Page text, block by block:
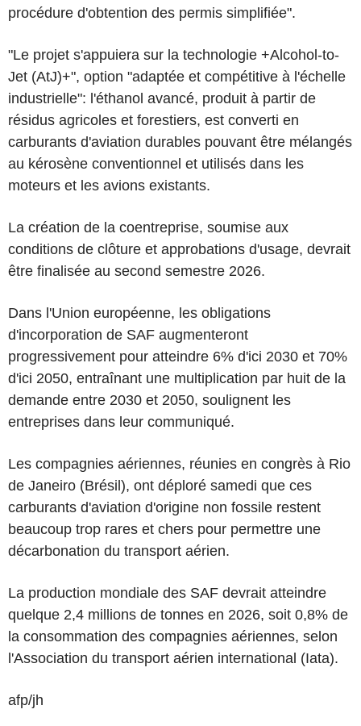
procédure d'obtention des permis simplifiée".
"Le projet s'appuiera sur la technologie +Alcohol-to-
Jet (AtJ)+", option "adaptée et compétitive à l'échelle
industrielle": l'éthanol avancé, produit à partir de
résidus agricoles et forestiers, est converti en
carburants d'aviation durables pouvant être mélangés
au kérosène conventionnel et utilisés dans les
moteurs et les avions existants.
La création de la coentreprise, soumise aux
conditions de clôture et approbations d'usage, devrait
être finalisée au second semestre 2026.
Dans l'Union européenne, les obligations
d'incorporation de SAF augmenteront
progressivement pour atteindre 6% d'ici 2030 et 70%
d'ici 2050, entraînant une multiplication par huit de la
demande entre 2030 et 2050, soulignent les
entreprises dans leur communiqué.
Les compagnies aériennes, réunies en congrès à Rio
de Janeiro (Brésil), ont déploré samedi que ces
carburants d'aviation d'origine non fossile restent
beaucoup trop rares et chers pour permettre une
décarbonation du transport aérien.
La production mondiale des SAF devrait atteindre
quelque 2,4 millions de tonnes en 2026, soit 0,8% de
la consommation des compagnies aériennes, selon
l'Association du transport aérien international (Iata).
afp/jh